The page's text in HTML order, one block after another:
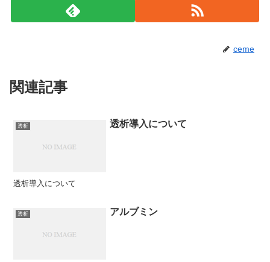
ceme
関連記事
透析 透析導入について
透析導入について
透析 アルブミン